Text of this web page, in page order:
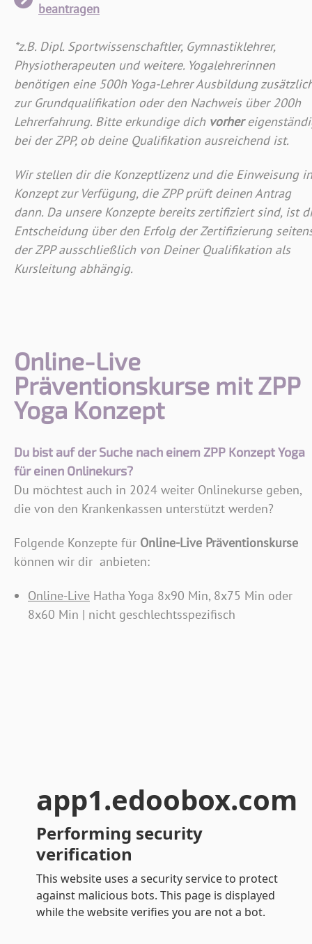
beantragen
*z.B. Dipl. Sportwissenschaftler, Gymnastiklehrer,
Physiotherapeuten und weitere. Yogalehrerinnen
benötigen eine 500h Yoga-Lehrer Ausbildung
zur Grundqualifikation oder den Nachweis über 200h
Lehrerfahrung. Bitte erkundige dich vorher
bei der ZPP, ob deine Qualifikation ausreichend ist.
Wir stellen dir die Konzeptlizenz und die Einweisung
Konzept zur Verfügung, die ZPP prüft deinen Antrag
dann. Da unsere Konzepte bereits zertifiziert sind, ist
Entscheidung über den Erfolg der Zertifizierung
der ZPP ausschließlich von Deiner Qualifikation als
Kursleitung abhängig.
Online-Live
Präventionskurse mit ZPP
Yoga Konzept
Du bist auf der Suche nach einem ZPP Konzept Yoga
für einen Onlinekurs?
Du möchtest auch in 2024 weiter Onlinekurse geben,
die von den Krankenkassen unterstützt werden?
Folgende Konzepte für Online-Live Präventionskurse
können wir dir anbieten:
Online-Live Hatha Yoga 8x90 Min, 8x75 Min oder
8x60 Min | nicht geschlechtsspezifisch